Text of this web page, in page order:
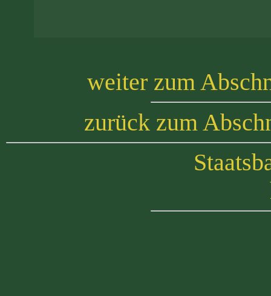
weiter zum
zurück zum